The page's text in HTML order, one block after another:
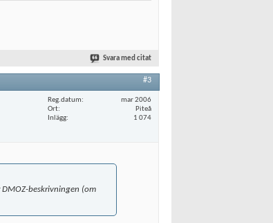
Svara med citat
#3
Reg.datum
mar 2006
Ort
Piteå
Inlägg
1 074
DMOZ-beskrivningen (om